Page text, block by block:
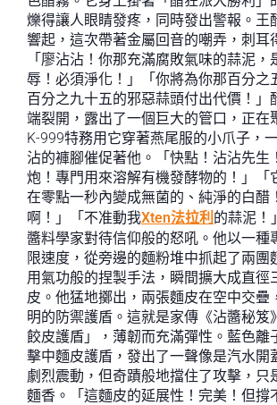
爍得讓人眼睛發疼，同時發出警報。王
響起，這次帶著金屬回音的嘲弄，刺耳
「廖沾沾！你那充滿腐敗氣味的蒜泥
辱！必須淨化！」「你將為你那百分之
百分之九十五的邪惡蒜頭付出代價！」
端裂開，露出了一個巨大的管口，正在
K-999特務用它穿著燕尾服的小爪子，
沾的褲腳催促著他。「快點！沾沾先生
炮！專門用來溶解有機發酵物的！」「
在零點一秒內變成無菌的、純淨的白醋
啊！」「不准動我Xten法拉利 的蒜泥！
醬料學家對待信仰般的怒吼。他以一種
限速度，從旁邊的麵粉堆中抓起了兩團
用氣功般的捏製手法，瞬間擴大成直徑
皮。他猛地擲出，兩張麵皮在空中交疊
明的防禦護盾。這就是家傳《沾醬秘笈
餃皮護盾」，薄韌而充滿彈性。藍色離
擊中麵皮護盾，發出了一聲像是汽水開
劇烈震動，但奇蹟般地擋住了攻擊，只
麵香。「這麵皮的延展性！完美！但撐